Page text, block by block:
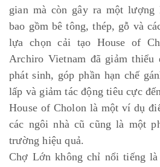
gian mà còn gây ra một
bao gồm bê tông, thép, gỗ và
lựa chọn cải tạo House of
Archiro Vietnam đã giảm thiểu
phát sinh, góp phần hạn chế
lấp và giảm tác động tiêu cực
House of Cholon là một ví dụ
các ngôi nhà cũ cũng là một
trường hiệu quả.
Chợ Lớn không chỉ nổi tiếng